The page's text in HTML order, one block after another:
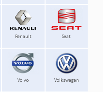
Renault Seat
Volvo Volkswagen